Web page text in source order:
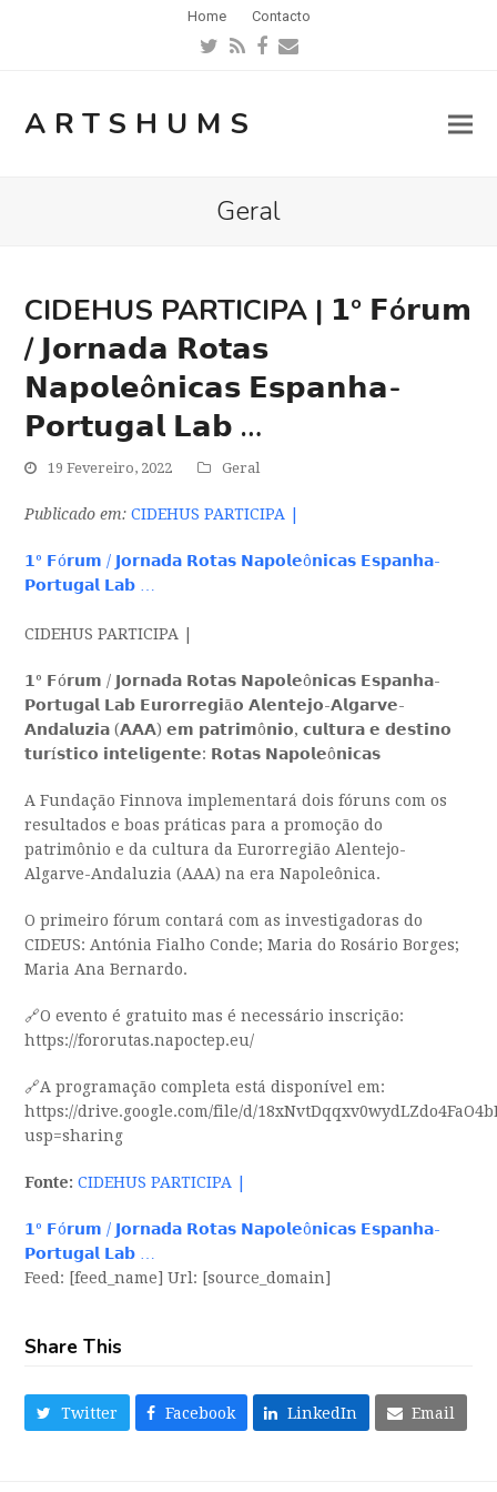
Home Contacto
Twitter
RSSFacebook
Email
ARTSHUMS
Geral
CIDEHUS PARTICIPA | 𝟭º 𝗙ó𝗿𝘂𝗺
/ 𝗝𝗼𝗿𝗻𝗮𝗱𝗮 𝗥𝗼𝘁𝗮𝘀
𝗡𝗮𝗽𝗼𝗹𝗲ô𝗻𝗶𝗰𝗮𝘀 𝗘𝘀𝗽𝗮𝗻𝗵𝗮-
𝗣𝗼𝗿𝘁𝘂𝗴𝗮𝗹 𝗟𝗮𝗯 …
19 Fevereiro, 2022 Geral
Publicado em: CIDEHUS PARTICIPA |
𝟭º 𝗙ó𝗿𝘂𝗺 / 𝗝𝗼𝗿𝗻𝗮𝗱𝗮 𝗥𝗼𝘁𝗮𝘀 𝗡𝗮𝗽𝗼𝗹𝗲ô𝗻𝗶𝗰𝗮𝘀 𝗘𝘀𝗽𝗮𝗻𝗵𝗮-
𝗣𝗼𝗿𝘁𝘂𝗴𝗮𝗹 𝗟𝗮𝗯 …
CIDEHUS PARTICIPA |
𝟭º 𝗙ó𝗿𝘂𝗺 / 𝗝𝗼𝗿𝗻𝗮𝗱𝗮 𝗥𝗼𝘁𝗮𝘀 𝗡𝗮𝗽𝗼𝗹𝗲ô𝗻𝗶𝗰𝗮𝘀 𝗘𝘀𝗽𝗮𝗻𝗵𝗮-
𝗣𝗼𝗿𝘁𝘂𝗴𝗮𝗹 𝗟𝗮𝗯 𝗘𝘂𝗿𝗼𝗿𝗿𝗲𝗴𝗶ã𝗼 𝗔𝗹𝗲𝗻𝘁𝗲𝗷𝗼-𝗔𝗹𝗴𝗮𝗿𝘃𝗲-
𝗔𝗻𝗱𝗮𝗹𝘂𝘇𝗶𝗮 (𝗔𝗔𝗔) 𝗲𝗺 𝗽𝗮𝘁𝗿𝗶𝗺ô𝗻𝗶𝗼, 𝗰𝘂𝗹𝘁𝘂𝗿𝗮 𝗲 𝗱𝗲𝘀𝘁𝗶𝗻𝗼
𝘁𝘂𝗿í𝘀𝘁𝗶𝗰𝗼 𝗶𝗻𝘁𝗲𝗹𝗶𝗴𝗲𝗻𝘁𝗲: 𝗥𝗼𝘁𝗮𝘀 𝗡𝗮𝗽𝗼𝗹𝗲ô𝗻𝗶𝗰𝗮𝘀
A Fundação Finnova implementará dois fóruns com os
resultados e boas práticas para a promoção do
patrimônio e da cultura da Eurorregião Alentejo-
Algarve-Andaluzia (AAA) na era Napoleônica.
O primeiro fórum contará com as investigadoras do
CIDEUS: Antónia Fialho Conde; Maria do Rosário Borges;
Maria Ana Bernardo.
🔗O evento é gratuito mas é necessário inscrição:
https://fororutas.napoctep.eu/
🔗A programação completa está disponível em:
https://drive.google.com/file/d/
usp=sharing
Fonte: CIDEHUS PARTICIPA |
𝟭º 𝗙ó𝗿𝘂𝗺 / 𝗝𝗼𝗿𝗻𝗮𝗱𝗮 𝗥𝗼𝘁𝗮𝘀 𝗡𝗮𝗽𝗼𝗹𝗲ô𝗻𝗶𝗰𝗮𝘀 𝗘𝘀𝗽𝗮𝗻𝗵𝗮-
𝗣𝗼𝗿𝘁𝘂𝗴𝗮𝗹 𝗟𝗮𝗯 …
Feed: [feed_name] Url: [source_domain]
Share This
Twitter Facebook LinkedIn Email